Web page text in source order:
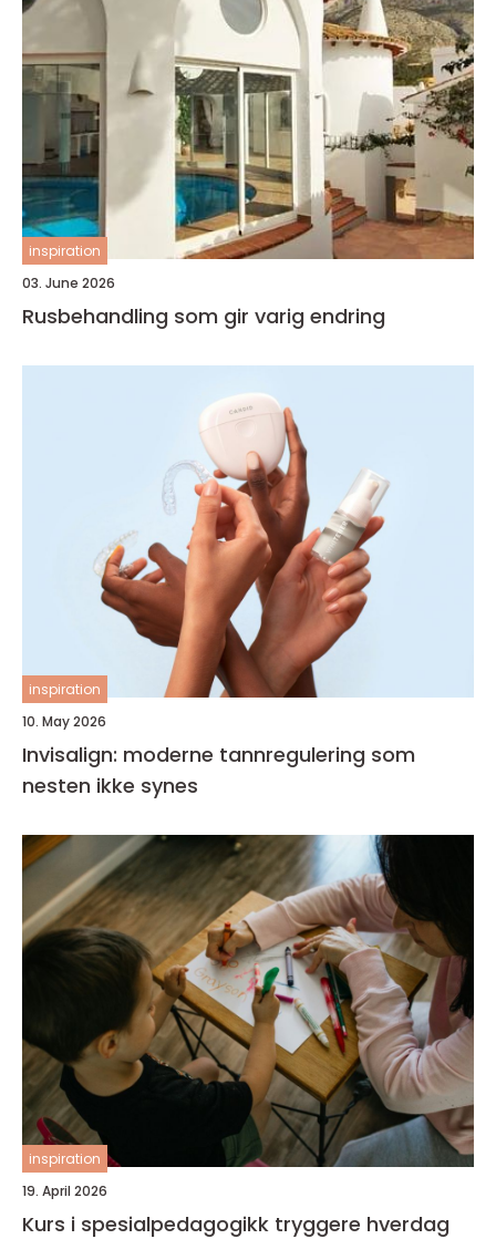
inspiration
03. June 2026
Rusbehandling som gir varig endring
inspiration
10. May 2026
Invisalign: moderne tannregulering som
nesten ikke synes
inspiration
19. April 2026
Kurs i spesialpedagogikk tryggere hverdag